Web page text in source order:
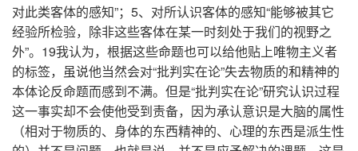
对此类客体的感知”；5、对所认识客体的感知“能够被其它
经验所检验，除非这些客体在某一时刻处于我们的视野之
外”。19我认为，根据这些命题也可以给他贴上唯物主义者
的标签，虽说他当然会对“批判实在论”失去物质的和精神的
本体论反命题而感到不满。但是“批判实在论”研究认识过程
这一事实却不会使他受到责备，因为承认意识是大脑的属性
（相对于物质的、身体的东西精神的、心理的东西是派生性